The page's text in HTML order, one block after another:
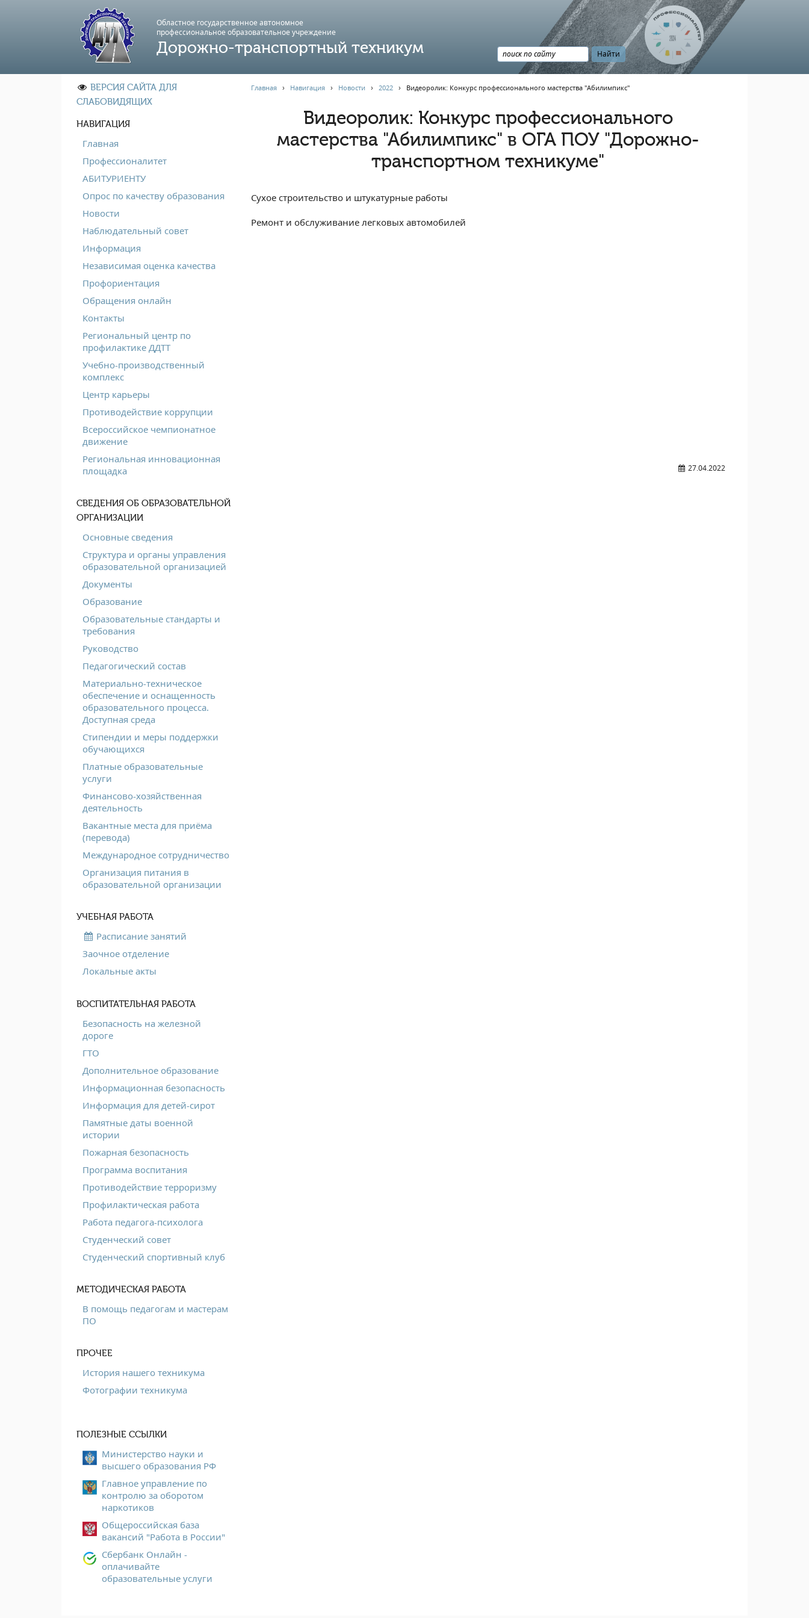
Областное государственное автономное
профессиональноe образовательное учреждение
Дорожно-транспортный техникум
ВЕРСИЯ САЙТА ДЛЯ
СЛАБОВИДЯЩИХ
НАВИГАЦИЯ
Главная
Профессионалитет
АБИТУРИЕНТУ
Опрос по качеству образования
Новости
Наблюдательный совет
Информация
Независимая оценка качества
Профориентация
Обращения онлайн
Контакты
Региональный центр по
профилактике ДДТТ
Учебно-производственный
комплекс
Центр карьеры
Противодействие коррупции
Всероссийское чемпионатное
движение
Региональная инновационная
площадка
СВЕДЕНИЯ ОБ ОБРАЗОВАТЕЛЬНОЙ
ОРГАНИЗАЦИИ
Основные сведения
Структура и органы управления
образовательной организацией
Документы
Образование
Образовательные стандарты и
требования
Руководство
Педагогический состав
Материально-техническое
обеспечение и оснащенность
образовательного процесса.
Доступная среда
Стипендии и меры поддержки
обучающихся
Платные образовательные
услуги
Финансово-хозяйственная
деятельность
Вакантные места для приёма
(перевода)
Международное сотрудничество
Организация питания в
образовательной организации
УЧЕБНАЯ РАБОТА
Расписание занятий
Заочное отделение
Локальные акты
ВОСПИТАТЕЛЬНАЯ РАБОТА
Безопасность на железной
дороге
ГТО
Дополнительное образование
Информационная безопасность
Информация для детей-сирот
Памятные даты военной
истории
Пожарная безопасность
Программа воспитания
Противодействие терроризму
Профилактическая работа
Работа педагога-психолога
Студенческий совет
Студенческий спортивный клуб
МЕТОДИЧЕСКАЯ РАБОТА
В помощь педагогам и мастерам
ПО
ПРОЧЕЕ
История нашего техникума
Фотографии техникума
ПОЛЕЗНЫЕ ССЫЛКИ
Министерство науки и
высшего образования РФ
Главное управление по
контролю за оборотом
наркотиков
Общероссийская база
вакансий "Работа в России"
Сбербанк Онлайн -
оплачивайте
образовательные услуги
Главная› Навигация› Новости › 2022› Видеоролик: Конкурс профессионального мастерства "Абилимпикс"
Видеоролик: Конкурс профессионального
мастерства "Абилимпикс" в ОГА ПОУ "Дорожно-
транспортном техникуме"
Сухое строительство и штукатурные работы
Ремонт и обслуживание легковых автомобилей
27.04.2022